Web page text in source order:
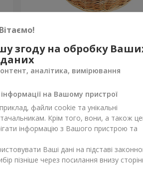
4 374 грн
Вітаємо!
згоду на обробку
даних
аналітика, вимірювання
на Вашому пристрої
файли cookie та унікальні
Крім того, вони, а також
інформацію з Вашого пристрою та
Ваші дані на підставі
пізніше через посилання внизу